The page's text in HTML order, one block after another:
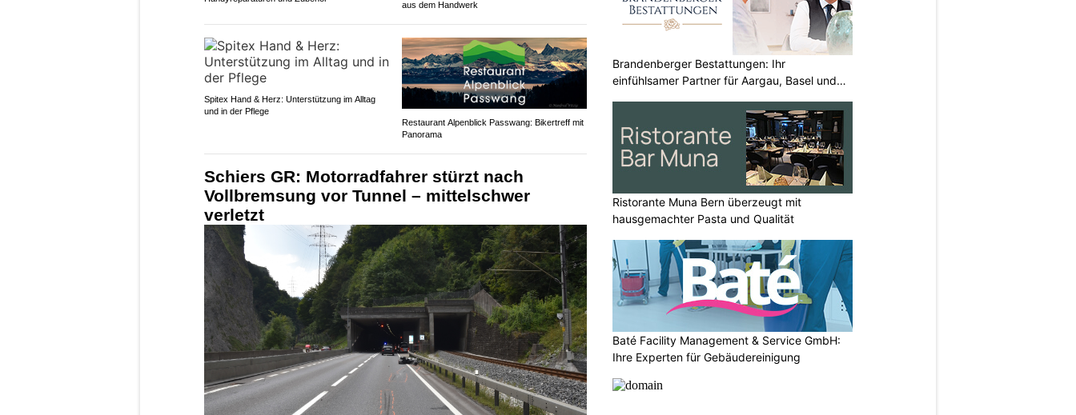
aus dem Handwerk
Spitex Hand & Herz: Unterstützung im Alltag
und in der Pflege
Restaurant Alpenblick Passwang: Bikertreff mit
Panorama
Schiers GR: Motorradfahrer stürzt nach
Vollbremsung vor Tunnel – mittelschwer
verletzt
Brandenberger Bestattungen: Ihr
einfühlsamer Partner für Aargau, Basel und
Ristorante Muna Bern überzeugt mit
hausgemachter Pasta und Qualität
Baté Facility Management & Service GmbH:
Ihre Experten für Gebäudereinigung